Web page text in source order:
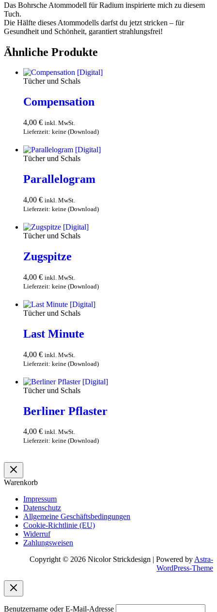
Das Bohrsche Atommodell für Radium inspirierte mich zu diesem
Tuch.
Die Hälfte dieses Atommodells darfst du jetzt stricken – für
Gesundheit und Schönheit, garantiert strahlungsfrei!
Ähnliche Produkte
Tücher und Schals
Compensation
4,00 € inkl. MwSt.
Lieferzeit: keine (Download)
Tücher und Schals
Parallelogram
4,00 € inkl. MwSt.
Lieferzeit: keine (Download)
Tücher und Schals
Zugspitze
4,00 € inkl. MwSt.
Lieferzeit: keine (Download)
Tücher und Schals
Last Minute
4,00 € inkl. MwSt.
Lieferzeit: keine (Download)
Tücher und Schals
Berliner Pflaster
4,00 € inkl. MwSt.
Lieferzeit: keine (Download)
Warenkorb
Impressum
Datenschutz
Allgemeine Geschäftsbedingungen
Cookie-Richtlinie (EU)
Widerruf
Zahlungsweisen
Copyright © 2026 Nicolor Strickdesign | Powered byAstra-
WordPress-Theme
Benutzername oder E-Mail-Adresse